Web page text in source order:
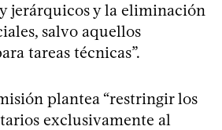
jerárquicos y la eliminación
salvo aquellos
tareas técnicas”.
plantea “restringir los
exclusivamente al